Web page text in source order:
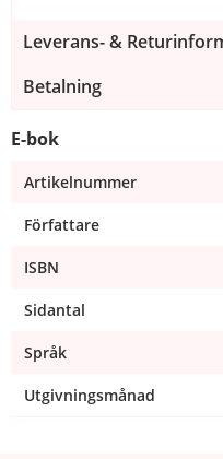
Leverans- &
Betalning
E-bok
Artikelnummer
Författare
ISBN
Sidantal
Språk
Utgivningsmånad